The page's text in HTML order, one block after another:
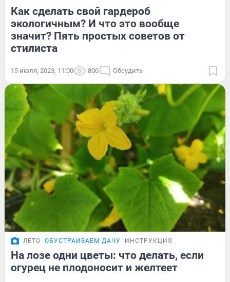
Как сделать свой гардероб
экологичным? И что это вообще
значит? Пять простых советов от
стилиста
15 июля, 2023, 11:00 800 Обсудить
ЛЕТО ОБУСТРАИВАЕМ ДАЧУ ИНСТРУКЦИЯ
На лозе одни цветы: что делать, если
огурец не плодоносит и желтеет